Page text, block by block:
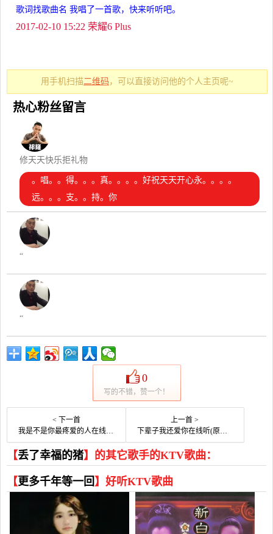
歌词找歌曲名 我唱了一首歌，快来听听吧。
2017-02-10 15:22 荣耀6 Plus
用手机扫描二维码 ，可以直接访问他的个人主页呢~
热心粉丝留言
修天天快乐拒礼物
。唱。。得。。。真。。。。好祝天天开心永。。。。
远。。。支。。持。你
“
“
0
写的不错，赞一个！
< 下一首
我是不是你最疼爱的人在线听(原唱是潘越云)，丢了幸福的猪演唱点播:44次
上一首 >
下辈子我还爱你在线听(原唱是人生感悟)，江西赣州演唱点播:211次
【丢了幸福的猪】的其它歌手的KTV歌曲：
【更多千年等一回 】好听KTV歌曲